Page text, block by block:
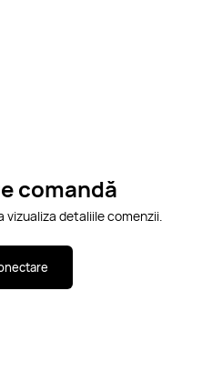
comandă
detaliile comenzii.